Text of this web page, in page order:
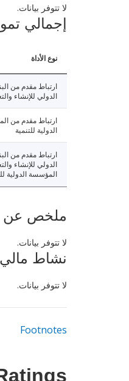
لا تتوفر بيانات.
إجمالي
نوع الأداة
ارتباط مقدم من
الدولي للإنشاء
ارتباط مقدم من
الدولية للتنمية
ارتباط مقدم من
الدولي للإنشاء
المؤسسة الدولية
ملخص عن وضع
لا تتوفر بيانات.
نشاط مالي
لا تتوفر بيانات.
Footnotes